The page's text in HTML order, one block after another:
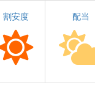
割安度 配当